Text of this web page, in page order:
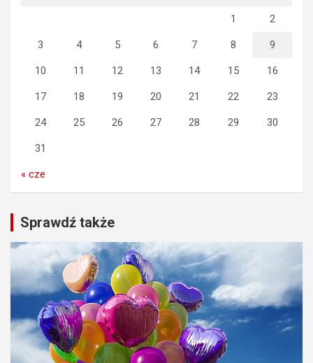
1 2
3 4 5 6 7 8 9
10 11 12 13 14 15 16
17 18 19 20 21 22 23
24 25 26 27 28 29 30
31
« cze
Sprawdź także